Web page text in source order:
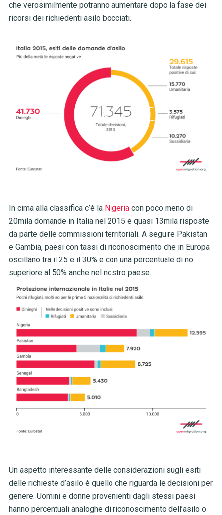
che verosimilmente potranno aumentare dopo la fase dei
ricorsi dei richiedenti asilo bocciati.
In cima alla classifica c’è la Nigeria con poco meno di
20mila domande in Italia nel 2015 e quasi 13mila risposte
da parte delle commissioni territoriali. A seguire Pakistan
e Gambia, paesi con tassi di riconoscimento che in Europa
oscillano tra il 25 e il 30% e con una percentuale di no
superiore al 50% anche nel nostro paese.
Un aspetto interessante delle considerazioni sugli esiti
delle richieste d’asilo è quello che riguarda le decisioni per
genere. Uomini e donne provenienti dagli stessi paesi
hanno percentuali analoghe di riconoscimento dell’asilo o